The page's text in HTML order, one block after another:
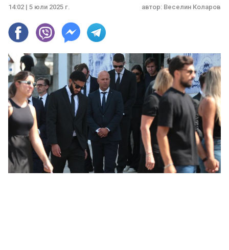
14:02 | 5 юли 2025 г. автор: Веселин Коларов